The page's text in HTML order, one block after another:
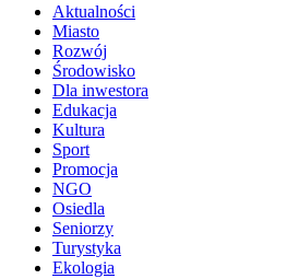
Aktualności
Miasto
Rozwój
Środowisko
Dla inwestora
Edukacja
Kultura
Sport
Promocja
NGO
Osiedla
Seniorzy
Turystyka
Ekologia